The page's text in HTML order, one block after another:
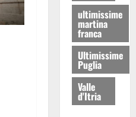
ultimissime
martina
franca
Ultimissime
Puglia
Valle
d'Itria